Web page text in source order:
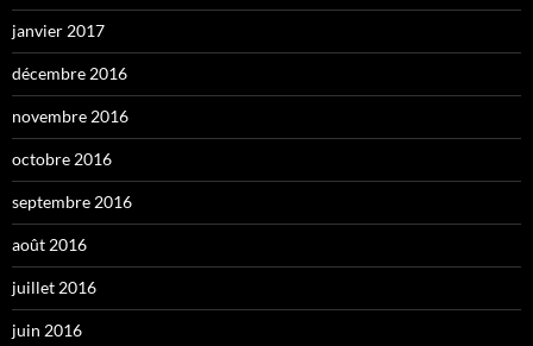
janvier 2017
décembre 2016
novembre 2016
octobre 2016
septembre 2016
août 2016
juillet 2016
juin 2016